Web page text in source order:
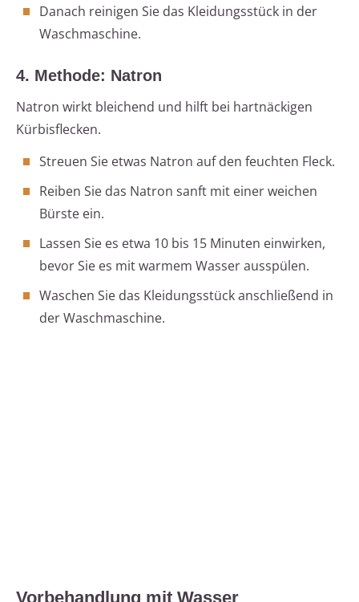
Danach reinigen Sie das Kleidungsstück in der
Waschmaschine.
4. Methode: Natron
Natron wirkt bleichend und hilft bei hartnäckigen
Kürbisflecken.
Streuen Sie etwas Natron auf den feuchten Fleck.
Reiben Sie das Natron sanft mit einer weichen
Bürste ein.
Lassen Sie es etwa 10 bis 15 Minuten einwirken,
bevor Sie es mit warmem Wasser ausspülen.
Waschen Sie das Kleidungsstück anschließend in
der Waschmaschine.
Vorbehandlung mit Wasser